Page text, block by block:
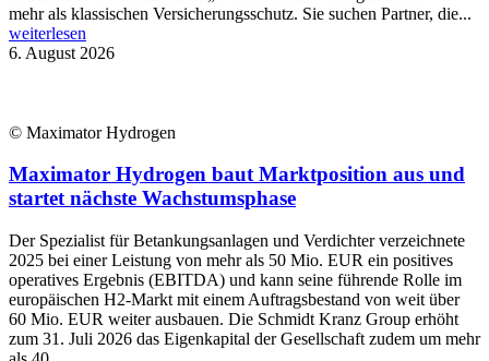
mehr als klassischen Versicherungsschutz. Sie suchen Partner, die...
weiterlesen
6. August 2026
© Maximator Hydrogen
Maximator Hydrogen baut Marktposition aus und
startet nächste Wachstumsphase
Der Spezialist für Betankungsanlagen und Verdichter verzeichnete
2025 bei einer Leistung von mehr als 50 Mio. EUR ein positives
operatives Ergebnis (EBITDA) und kann seine führende Rolle im
europäischen H2-Markt mit einem Auftragsbestand von weit über
60 Mio. EUR weiter ausbauen. Die Schmidt Kranz Group erhöht
zum 31. Juli 2026 das Eigenkapital der Gesellschaft zudem um mehr